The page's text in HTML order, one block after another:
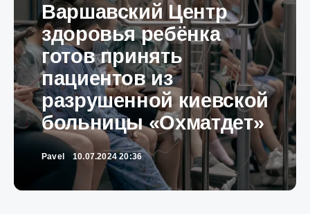
Варшавский Центр
здоровья ребёнка
готов принять
пациентов из
разрушенной киевской
больницы «Охматдет»
Pavel 10.07.2024 20:36